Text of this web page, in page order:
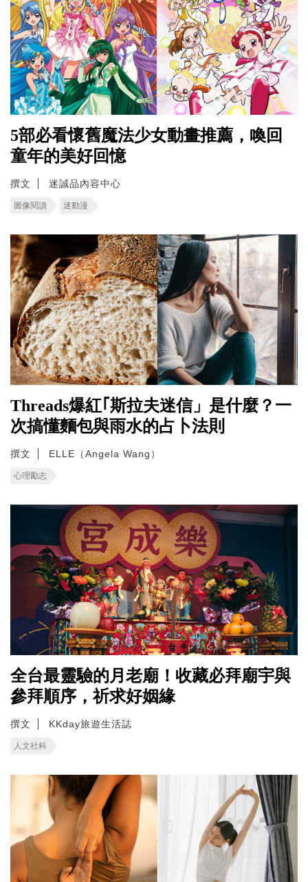
5部必看懷舊魔法少女動畫推薦，喚回
童年的美好回憶
撰文 迷誠品內容中心
圖像閱讀 迷動漫
Threads爆紅｢斯拉夫迷信」是什麼？一
次搞懂麵包與雨水的占卜法則
撰文 ELLE（Angela Wang）
心理勵志
全台最靈驗的月老廟！收藏必拜廟宇與
參拜順序，祈求好姻緣
撰文 KKday旅遊生活誌
人文社科